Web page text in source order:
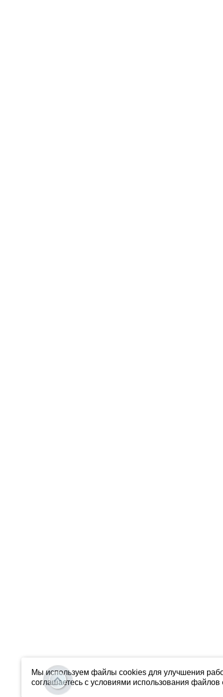
Мы используем файлы cookies для улучшения
соглашаетесь с условиями использования файлов